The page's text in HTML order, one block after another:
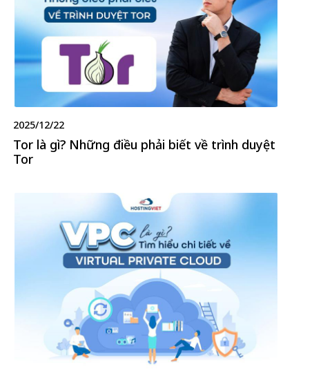
2025/12/22
Tor là gì? Những điều phải biết về trình duyệt
Tor